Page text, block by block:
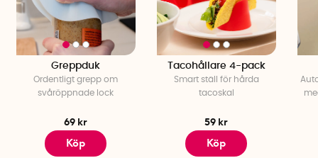
Greppduk
Ordentligt grepp om
svåröppnade lock
69 kr
Köp
Tacohållare 4-pack
Smart ställ för hårda
tacoskal
59 kr
Köp